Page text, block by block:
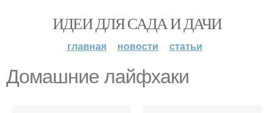
ИДЕИ ДЛЯ САДА И ДАЧИ
главная новости статьи
Домашние лайфхаки